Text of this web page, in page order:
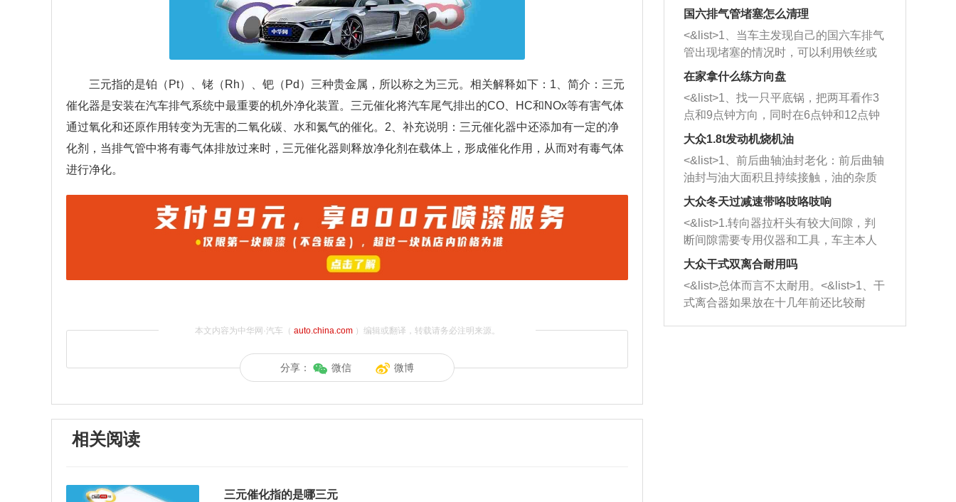
三元指的是铂（Pt）、铑（Rh）、钯（Pd）三种贵金属，所以称之为三元。相关解释如下：1、简介：三元
催化器是安装在汽车排气系统中最重要的机外净化装置。三元催化将汽车尾气排出的CO、HC和NOx等有害气体
通过氧化和还原作用转变为无害的二氧化碳、水和氮气的催化。2、补充说明：三元催化器中还添加有一定的净
化剂，当排气管中将有毒气体排放过来时，三元催化器则释放净化剂在载体上，形成催化作用，从而对有毒气体
进行净化。
本文内容为中华网·汽车（ auto.china.com）编辑或翻译，转载请务必注明来源。
分享： 微信 微博
相关阅读
三元催化指的是哪三元
牌，但是中高低端的轮胎都有生产，这
也是为了更好的开拓市场。
国六排气管堵塞怎么清理
<&list>1、当车主发现自己的国六车排气
管出现堵塞的情况时，可以利用铁丝或
者是细棍，直接将杂物给取出来，如果
堵塞情况比较严重，也可以采取应急措
施。 <&list>2、直接利用木棍将所有的
杂物推到排气管里面的位置处，然后将
三元催化器拆解开，就可以将堵塞的东
西取出来。但如果是因为积碳过多引起
的堵塞，就需要将三元催化器泡在草酸
洗剂对堵塞的情况得到解决，将清洗剂
放在燃油箱中，与燃油混合后，车辆启
动时，就可以和汽油一起进入到燃烧
室，最后形成废气排出，就可以让三元
催化器得到清洗，排气管堵塞的情况就
能够得到解决。
在家拿什么练方向盘
<&list>1、找一只平底锅，把两耳看作3
点和9点钟方向，同时在6点钟和12点钟
方向做一个标记。 <&list>2、双手握住
一圈半的练习，往右同样也要打相同的
圈数。 <&list>3、最后强调要反复练
习，这样就可以形成肌肉记忆，在真实
驾驶车辆时，不需要记忆也能打好方
向。
大众1.8t发动机烧机油
<&list>1、前后曲轴油封老化：前后曲轴
油封与油大面积且持续接触，油的杂质
和发动机内持续温度变化使其密封效果
逐渐减弱，导致渗油或漏油。<&list>2、
活塞间隙过大：积碳会使活塞环与缸体
的间隙扩大，导致机油流入燃烧室中，
造成烧机油。<&list>3、机油粘度。使用
机油粘度过小的话，同样会有烧机油现
象，机油粘度过小具有很好的流动性，
大众冬天过减速带咯吱咯吱响
<&list>1.转向器拉杆头有较大间隙，判
断间隙需要专用仪器和工具，车主本人
无法制作，需要将车辆送到修理厂或4s
店；<&list>2.车辆半轴套管防尘罩破
裂，破裂后会出现漏油现象，使半轴磨
损严重，磨损的半轴容易损坏，产生异
响；<&list>3.稳定器的转向胶套和球头
大众干式双离合耐用吗
<&list>总体而言不太耐用。<&list>1、干
式离合器如果放在十几年前还比较耐